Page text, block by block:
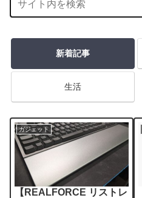
新着記事
生活
ガジェット
【REALFORCE リストレ